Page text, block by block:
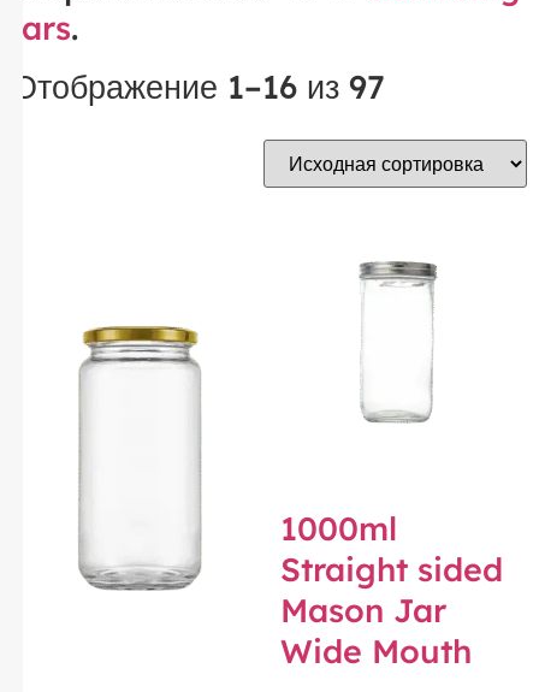
jars.
Отображение 1–16 из 97
1000ml
Straight sided
Mason Jar
Wide Mouth